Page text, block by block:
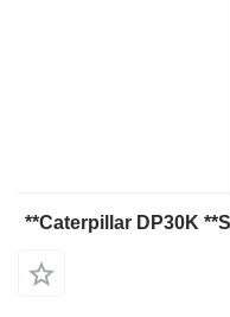
Caterpillar DP30K